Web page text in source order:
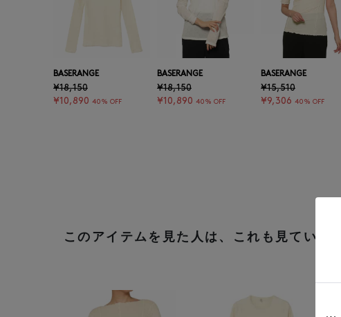
BASERANGE
¥18,150
¥10,890 40% OFF
BASERANGE
¥18,150
¥10,890 40% OFF
BASERANGE
¥15,510
¥9,306 40% OFF
このアイテムを見た人は、これも見ています